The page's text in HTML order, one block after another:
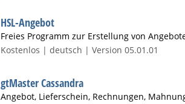
HSL-Angebot
Freies Programm zur Erstellung von
Kostenlos | deutsch | Version 05.01.01
gtMaster Cassandra
Angebot, Lieferschein, Rechnungen,